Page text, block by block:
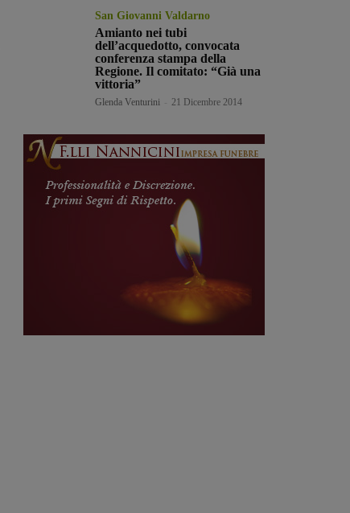
San Giovanni Valdarno
Amianto nei tubi
dell’acquedotto, convocata
conferenza stampa della
Regione. Il comitato: “Già una
vittoria”
Glenda Venturini 21 Dicembre 2014